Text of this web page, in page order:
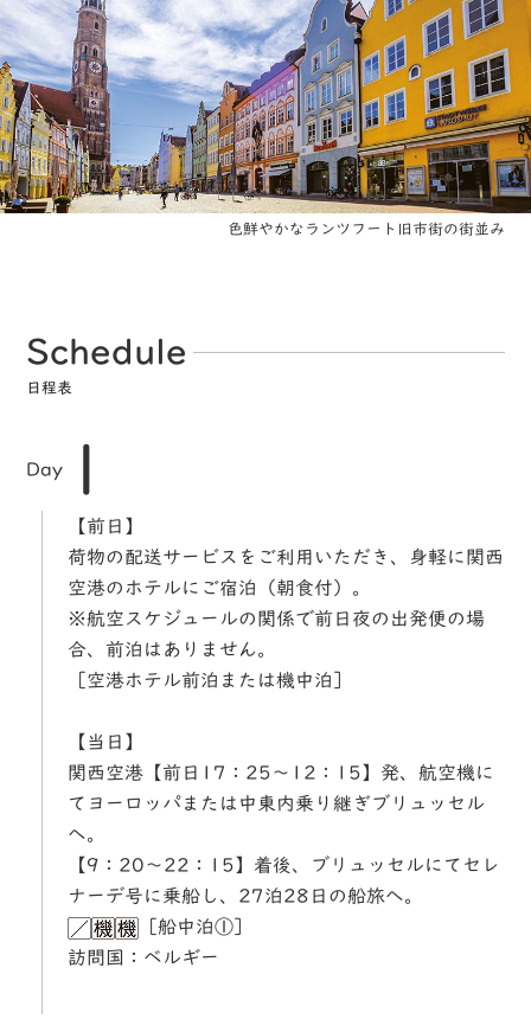
色鮮やかなランツフート旧市街の街並み
Schedule
日程表
Day 1
【前日】
荷物の配送サービスをご利用いただき、身軽に関西
空港のホテルにご宿泊（朝食付）。
※航空スケジュールの関係で前日夜の出発便の場
合、前泊はありません。
［空港ホテル前泊または機中泊］
【当日】
関西空港【前日17：25～12：15】発、航空機に
てヨーロッパまたは中東内乗り継ぎブリュッセル
へ。
【9：20～22：15】着後、ブリュッセルにてセレ
ナーデ号に乗船し、27泊28日の船旅へ。
［船中泊①］
訪問国：ベルギー